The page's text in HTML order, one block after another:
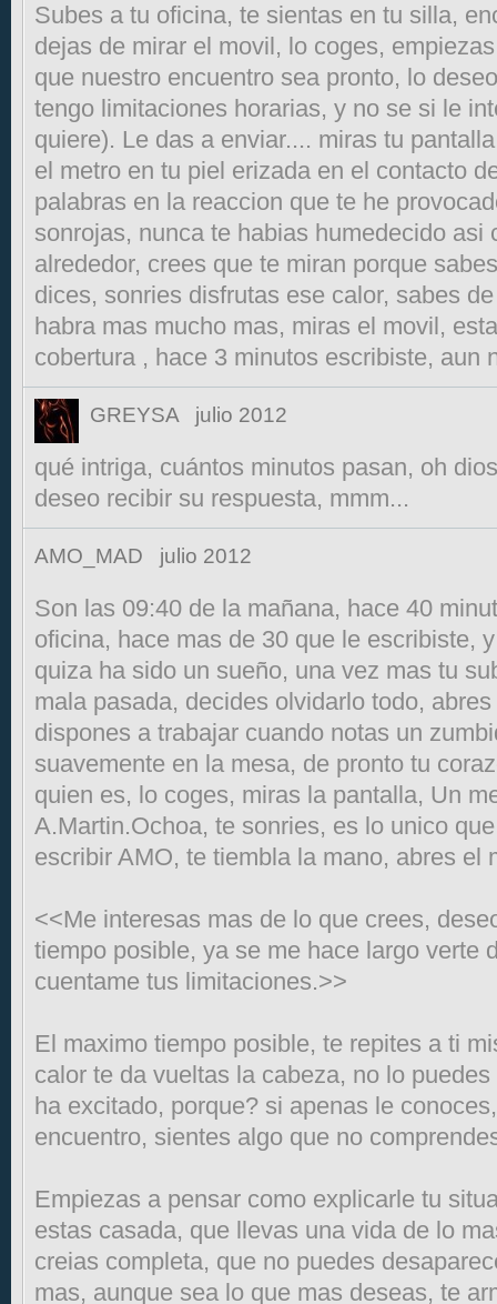
Subes a tu oficina, te sientas en tu silla,
dejas de mirar el movil, lo coges,
que nuestro encuentro sea pronto, lo
tengo limitaciones horarias, y no se si le
quiere). Le das a enviar.... miras tu
el metro en tu piel erizada en el contacto
palabras en la reaccion que te he
sonrojas, nunca te habias humedecido asi
alrededor, crees que te miran porque
dices, sonries disfrutas ese calor, sabes
habra mas mucho mas, miras el movil,
cobertura , hace 3 minutos escribiste, aun
GREYSA julio 2012
qué intriga, cuántos minutos pasan, oh
deseo recibir su respuesta, mmm...
AMO_MAD julio 2012
Son las 09:40 de la mañana, hace 40
oficina, hace mas de 30 que le escribiste,
quiza ha sido un sueño, una vez mas tu
mala pasada, decides olvidarlo todo,
dispones a trabajar cuando notas un
suavemente en la mesa, de pronto tu
quien es, lo coges, miras la pantalla, Un
A.Martin.Ochoa, te sonries, es lo unico
escribir AMO, te tiembla la mano, abres el
<<Me interesas mas de lo que crees,
tiempo posible, ya se me hace largo verte
cuentame tus limitaciones.>>
El maximo tiempo posible, te repites a ti
calor te da vueltas la cabeza, no lo
ha excitado, porque? si apenas le
encuentro, sientes algo que no
Empiezas a pensar como explicarle tu
estas casada, que llevas una vida de lo
creias completa, que no puedes
mas, aunque sea lo que mas deseas, te